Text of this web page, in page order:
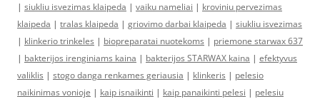
| siukliu isvezimas klaipeda | vaiku nameliai | kroviniu pervezimas
klaipeda | tralas klaipeda | griovimo darbai klaipeda | siukliu isvezimas
| klinkerio trinkeles | biopreparatai nuotekoms | priemone starwax 637
| bakterijos irenginiams kaina | bakterijos STARWAX kaina | efektyvus
valiklis | stogo danga renkames geriausia | klinkeris | pelesio
naikinimas vonioje | kaip isnaikinti | kaip panaikinti pelesi | pelesiu